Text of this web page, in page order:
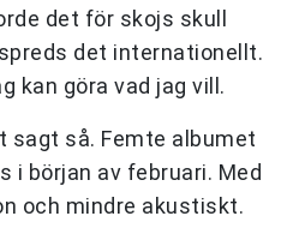
det för skojs skull
det internationellt.
kan göra vad jag vill.
sagt så. Femte albumet
i början av februari. Med
och mindre akustiskt.